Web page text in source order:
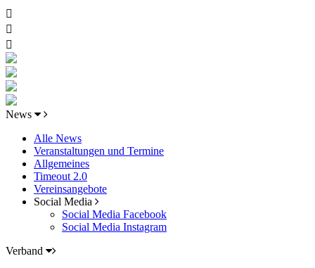
News
Alle News
Veranstaltungen und Termine
Allgemeines
Timeout 2.0
Vereinsangebote
Social Media
Social Media Facebook
Social Media Instagram
Verband